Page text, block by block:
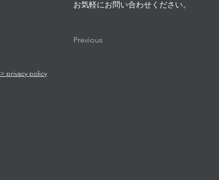
お気軽にお問い合わせください。
Previous
> privacy policy